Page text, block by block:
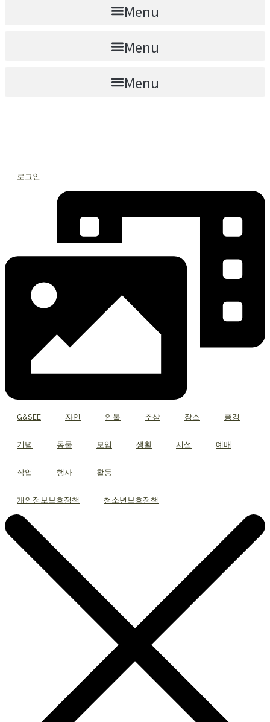
Menu
Menu
Menu
로그인
G&SEE 자연 인물 추상 장소 풍경
기념 동물 모임 생활 시설 예배
작업 행사 활동
개인정보보호정책 청소년보호정책